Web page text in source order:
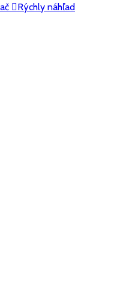
Rýchly náhľad